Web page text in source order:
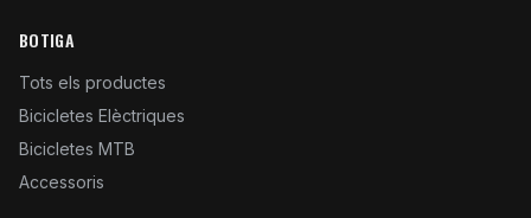
BOTIGA
Tots els productes
Bicicletes Elèctriques
Bicicletes MTB
Accessoris